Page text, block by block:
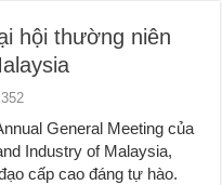
hội thường niên
352
General Meeting của
Industry of Malaysia,
cấp cao đáng tự hào.